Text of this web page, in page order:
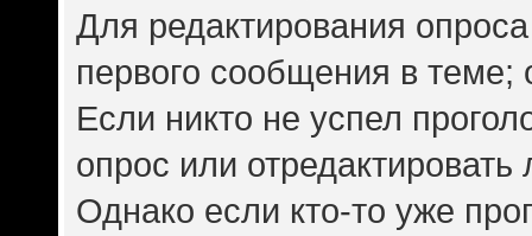
Для редактирования
первого сообщения в теме;
Если никто не успел
опрос или
Однако если кто-то уже